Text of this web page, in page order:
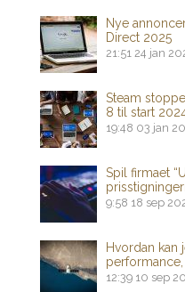
Nye
Direct 2025
21:51 24 jan
Steam
8 til start
19:48 03 jan
Spil firmaet
9:58 18 sep
Hvordan kan
12:39 10 sep